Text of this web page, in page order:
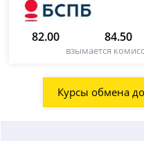
82.00 84.50
взымается
Курсы обмена